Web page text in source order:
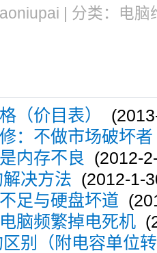
| 分类：电脑
（价目表）
：不做市场破坏者
内存不良 (2012-
决方法 (2012-1-
足与硬盘坏道
脑频繁掉电死机
别（附电容单位